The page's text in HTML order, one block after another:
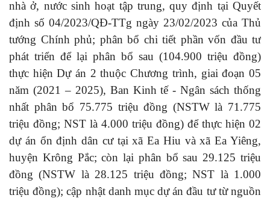
nhà ở, nước sinh hoạt tập trung, quy định tại Quyết
định số 04/2023/QĐ-TTg ngày 23/02/2023 của Thủ
tướng Chính phủ; phân bổ chi tiết phần vốn đầu tư
phát triển để lại phân bổ sau (104.900 triệu đồng)
thực hiện Dự án 2 thuộc Chương trình, giai đoạn 05
năm (2021 – 2025), Ban Kinh tế - Ngân sách thống
nhất phân bổ 75.775 triệu đồng (NSTW là 71.775
triệu đồng; NST là 4.000 triệu đồng) để thực hiện 02
dự án ổn định dân cư tại xã Ea Hiu và xã Ea Yiêng,
huyện Krông Pắc; còn lại phân bổ sau 29.125 triệu
đồng (NSTW là 28.125 triệu đồng; NST là 1.000
triệu đồng); cập nhật danh mục dự án đầu tư từ nguồn